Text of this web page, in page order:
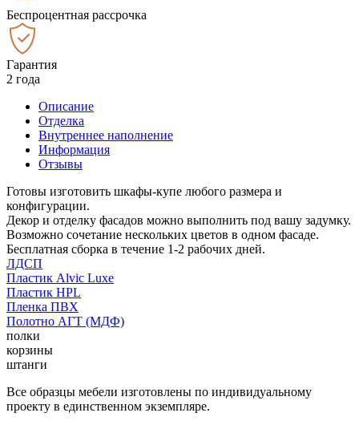
Беспроцентная рассрочка
Гарантия
2 года
Описание
Отделка
Внутреннее наполнение
Информация
Отзывы
Готовы изготовить шкафы-купе любого размера и
конфигурации.
Декор и отделку фасадов можно выполнить под вашу задумку.
Возможно сочетание нескольких цветов в одном фасаде.
Бесплатная сборка в течение 1-2 рабочих дней.
ЛДСП
Пластик Alvic Luxe
Пластик HPL
Пленка ПВХ
Полотно АГТ (МДФ)
полки
корзины
штанги
Все образцы мебели изготовлены по индивидуальному
проекту в единственном экземпляре.